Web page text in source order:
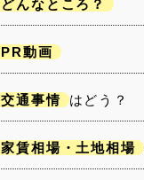
どんなところ？
PR動画
交通事情 はどう？
家賃相場・土地相場